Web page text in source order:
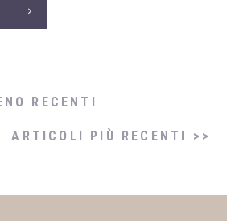
RECENTI
ARTICOLI PIÙ RECENTI >>